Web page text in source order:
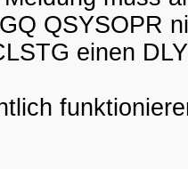
QSYSOPR
einen